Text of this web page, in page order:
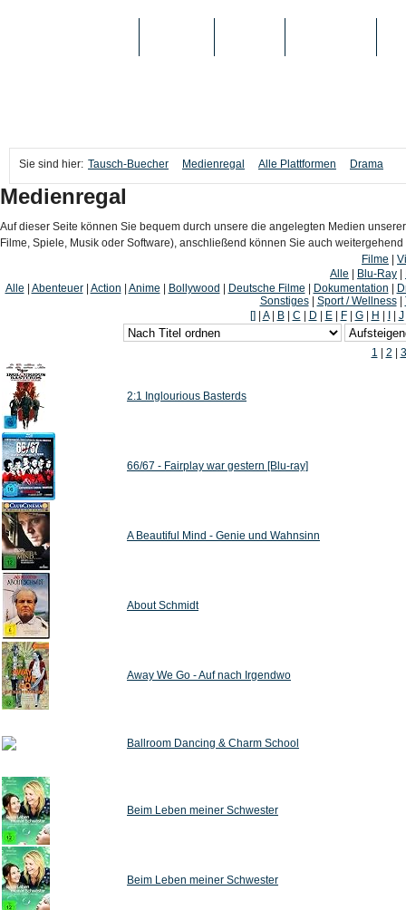
Sie sind hier: Tausch-Buecher Medienregal Alle Plattformen Drama
Medienregal
Auf dieser Seite können Sie bequem durch unsere die angelegten Medien
Filme, Spiele, Musik oder Software), anschließend können Sie auch
Filme
Alle
Blu-Ray
Alle
Abenteuer| Action Anime Bollywood Deutsche Filme Dokumentation
Sonstiges| Sport / Wellness|
[]
A| B| C D E| F| G| H J
1 2 3
2:1 Inglourious Basterds
66/67 - Fairplay war gestern [Blu-ray]
A Beautiful Mind - Genie und Wahnsinn
About Schmidt
Away We Go - Auf nach Irgendwo
Ballroom Dancing & Charm School
Beim Leben meiner Schwester
Beim Leben meiner Schwester